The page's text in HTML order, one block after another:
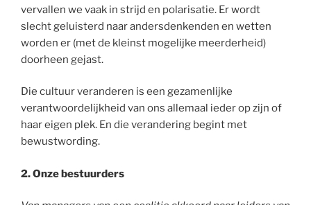
vervallen we vaak in strijd en polarisatie. Er wordt
slecht geluisterd naar andersdenkenden en wetten
worden er (met de kleinst mogelijke meerderheid)
doorheen gejast.
Die cultuur veranderen is een gezamenlijke
verantwoordelijkheid van ons allemaal ieder op zijn of
haar eigen plek. En die verandering begint met
bewustwording.
2. Onze bestuurders